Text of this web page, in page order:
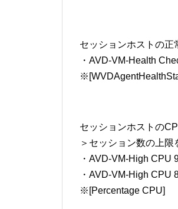
セッションホストの正
・AVD-VM-Health
セッションホストの
＞セッション数の上
・AVD-VM-High CPU
・AVD-VM-High CPU
※[Percentage CPU]